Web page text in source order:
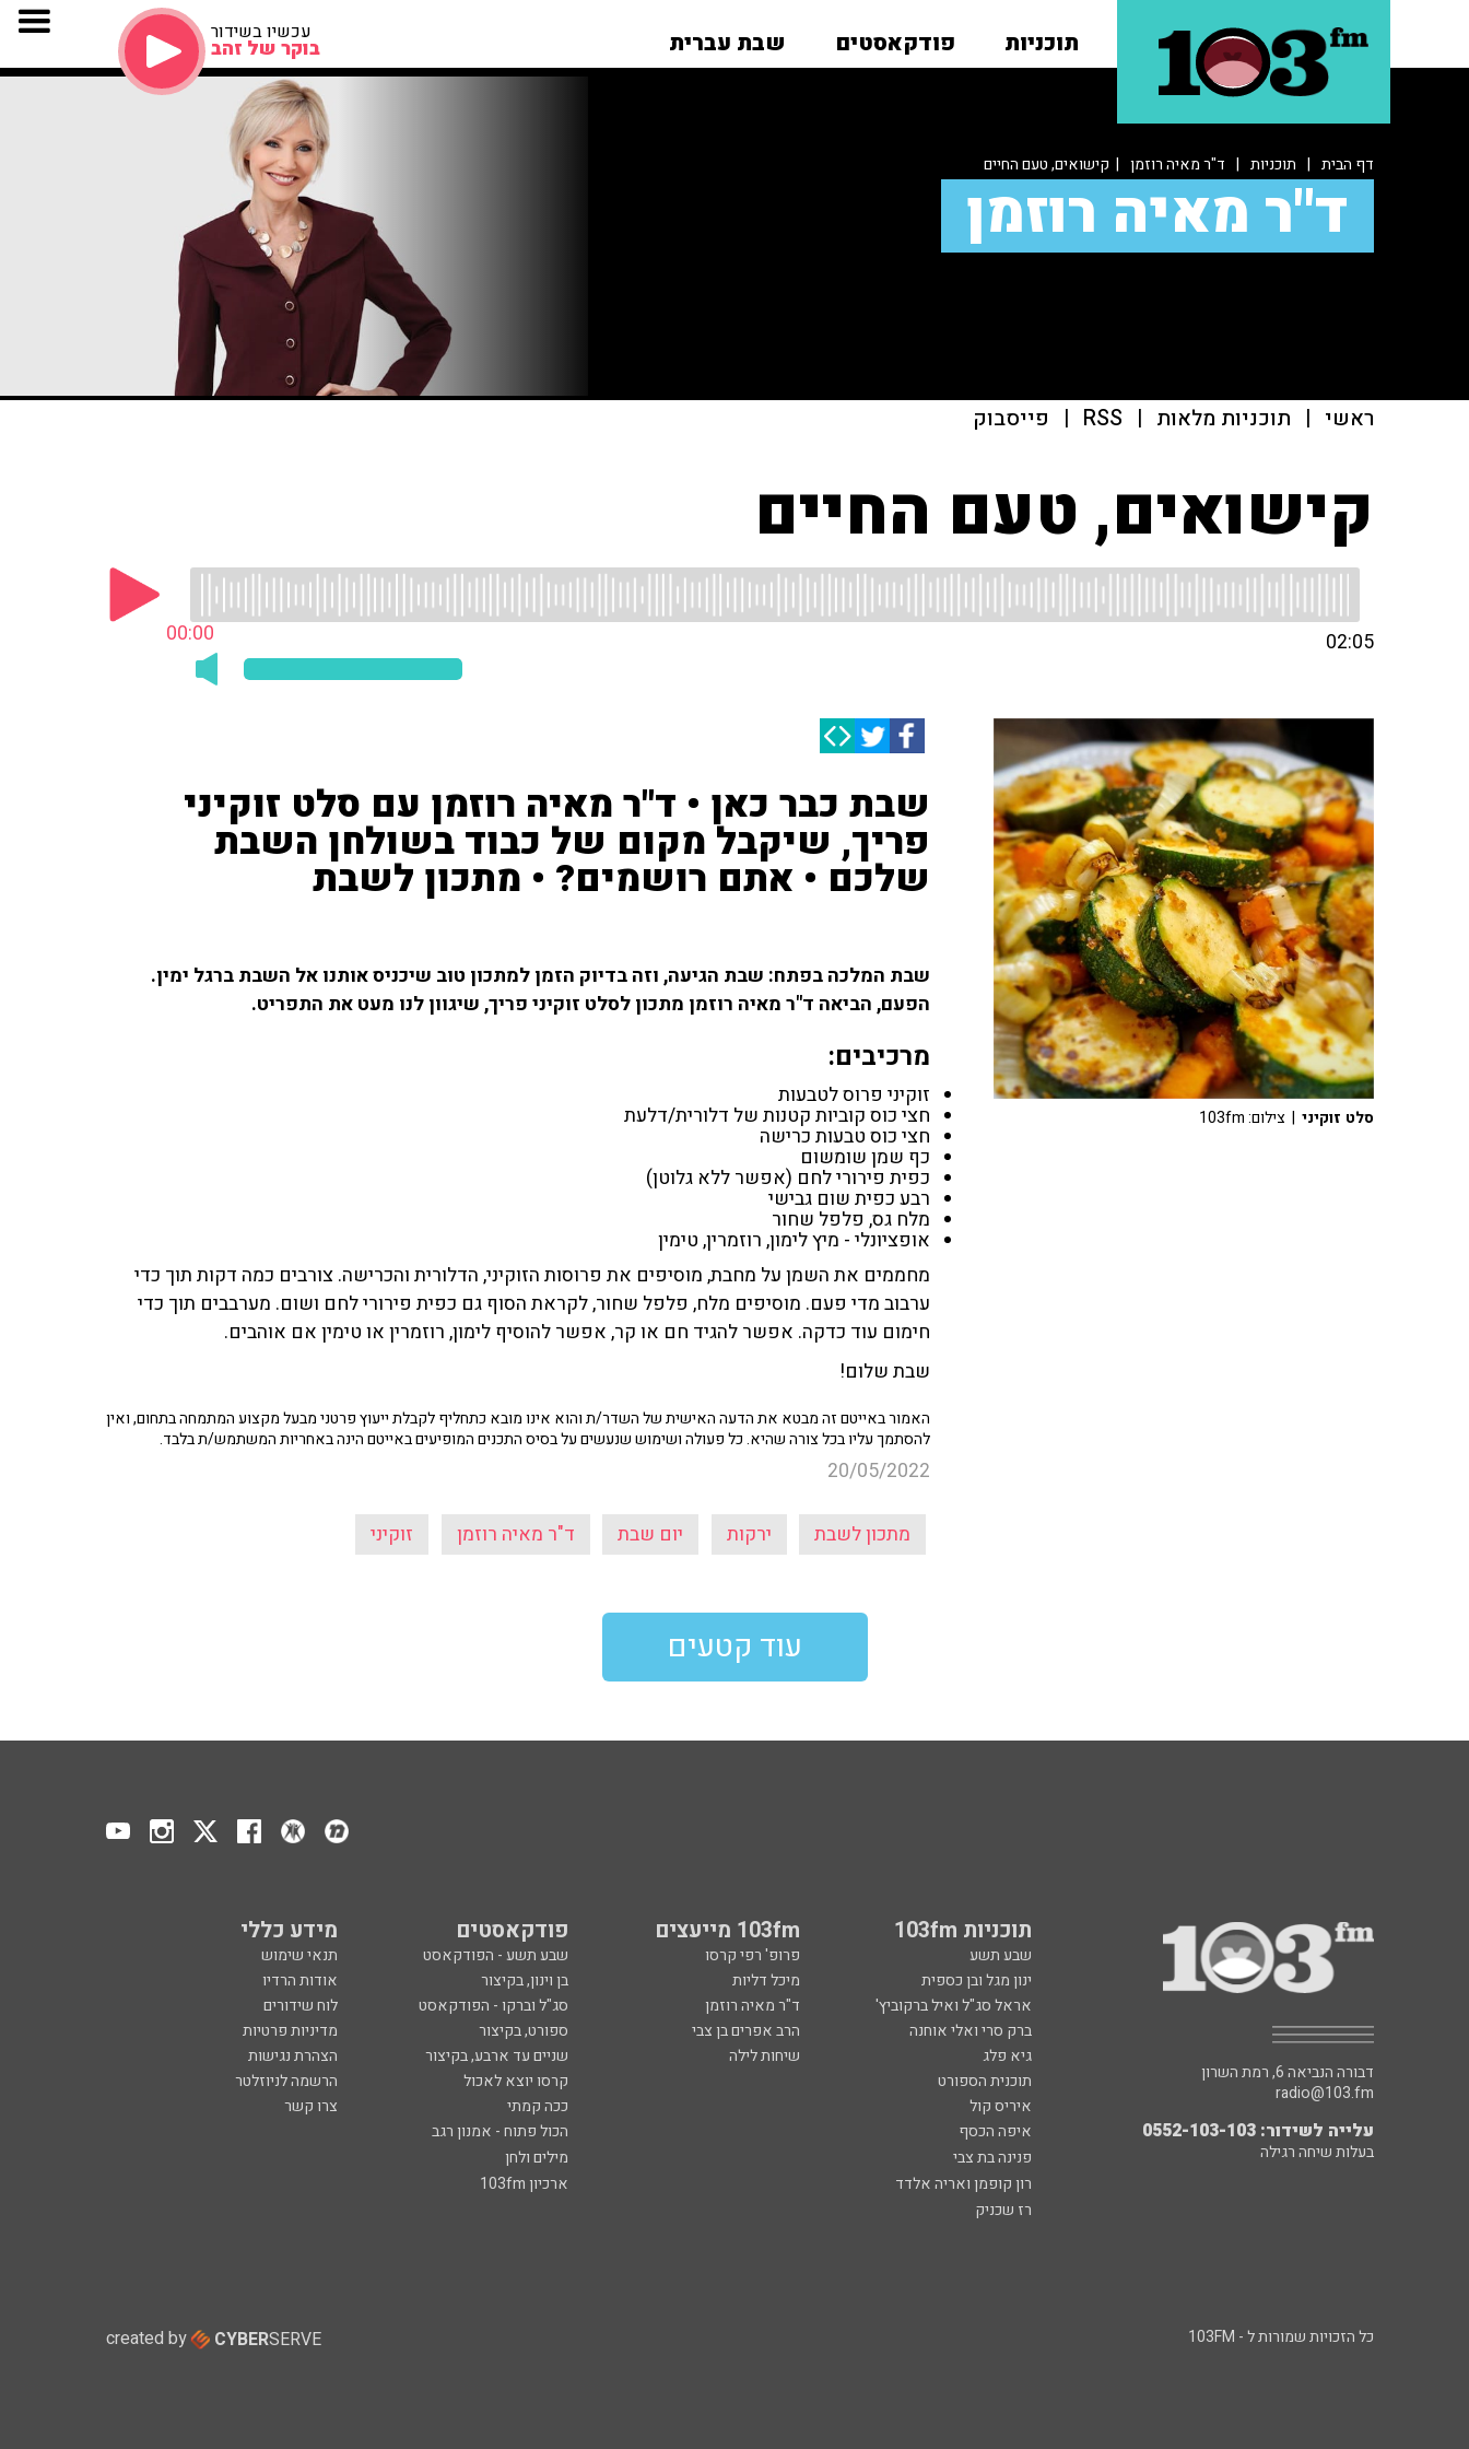
תוכניות פודקאסטים שבת עברית עכשיו בשידור
בוקר של זהב
דף הבית | תוכניות | ד"ר מאיה רוזמן | קישואים, טעם החיים
ד"ר מאיה רוזמן
ראשי | תוכניות מלאות |
RSS
| פייסבוק
קישואים, טעם החיים
00:00 02:05
שבת כבר כאן • ד"ר מאיה רוזמן עם סלט זוקיני
פריך, שיקבל מקום של כבוד בשולחן השבת
שלכם • אתם רושמים? • מתכון לשבת
שבת המלכה בפתח: שבת הגיעה, וזה בדיוק הזמן למתכון טוב שיכניס אותנו אל השבת ברגל ימין.
הפעם, הביאה ד"ר מאיה רוזמן מתכון לסלט זוקיני פריך, שיגוון לנו מעט את התפריט.
מרכיבים:
זוקיני פרוס לטבעות
חצי כוס קוביות קטנות של דלורית/דלעת
חצי כוס טבעות כרישה
כף שמן שומשום
כפית פירורי לחם (אפשר ללא גלוטן)
רבע כפית שום גבישי
מלח גס, פלפל שחור
אופציונלי - מיץ לימון, רוזמרין, טימין
מחממים את השמן על מחבת, מוסיפים את פרוסות הזוקיני, הדלורית והכרישה. צורבים כמה דקות תוך כדי
ערבוב מדי פעם. מוסיפים מלח, פלפל שחור, לקראת הסוף גם כפית פירורי לחם ושום. מערבבים תוך כדי
חימום עוד כדקה. אפשר להגיד חם או קר, אפשר להוסיף לימון, רוזמרין או טימין אם אוהבים.
שבת שלום!
האמור באייטם זה מבטא את הדעה האישית של השדר/ת והוא אינו מובא כתחליף לקבלת ייעוץ פרטני מבעל מקצוע המתמחה בתחום, ואין
להסתמך עליו בכל צורה שהיא. כל פעולה ושימוש שנעשים על בסיס התכנים המופיעים באייטם הינה באחריות המשתמש/ת בלבד.
20/05/2022
מתכון לשבת ירקות יום שבת ד"ר מאיה רוזמן זוקיני
סלט זוקיני | צילום: 103fm
עוד קטעים
תוכניות 103fm 103fm מייעצים פודקאסטים מידע כללי
שבע תשע פרופ' רפי קרסו שבע תשע - הפודקאסט
תנאי שימוש
ינון מגל ובן כספית
מיכל דליות בן וינון, בקיצור
אודות הרדיו
אראל סג"ל ואיל ברקוביץ'
ד"ר מאיה רוזמן סג"ל וברקו - הפודקאסט
לוח שידורים
ברק סרי ואלי אוחנה
הרב אפרים בן צבי ספורט, בקיצור
מדיניות פרטיות
גיא פלג
שיחות לילה שניים עד ארבע, בקיצור
הצהרת נגישות
תוכנית הספורט
קרסו יוצא לאכול
הרשמה לניוזלטר
איריס קול
ככה קמתי
צרו קשר
איפה הכסף
הכול פתוח - אמנון רגב
פנינה בת צבי
מילים ולחן
רון קופמן ואריה אלדד
ארכיון 103fm
רז שכניק
דבורה הנביאה 6, רמת השרון
radio@103.fm
עלייה לשידור: 0552-103-103
בעלות שיחה רגילה
כל הזכויות שמורות ל - 103FM created by CYBERSERVE